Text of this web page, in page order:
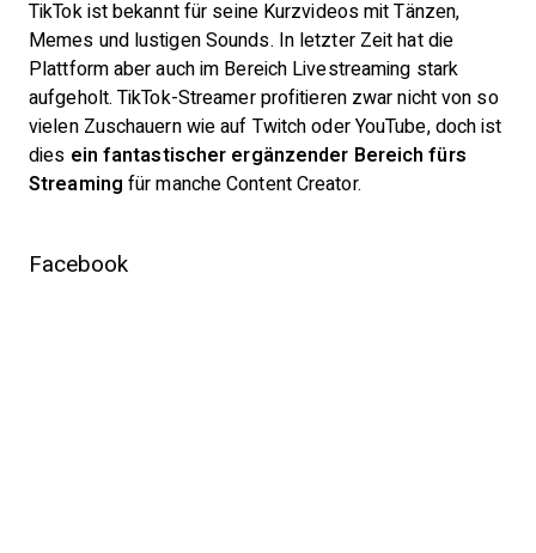
TikTok ist bekannt für seine Kurzvideos mit Tänzen,
Memes und lustigen Sounds. In letzter Zeit hat die
Plattform aber auch im Bereich Livestreaming stark
aufgeholt. TikTok-Streamer profitieren zwar nicht von so
vielen Zuschauern wie auf Twitch oder YouTube, doch ist
dies ein fantastischer ergänzender Bereich fürs
Streaming für manche Content Creator.
Facebook